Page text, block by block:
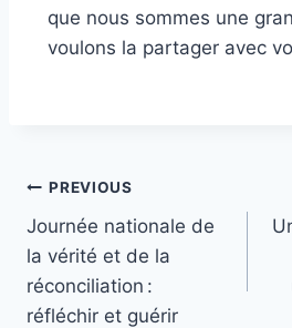
que nous sommes une
voulons la partager avec
Navigation
de
l'article
PREVIOUS
Journée nationale de
la vérité et de la
réconciliation :
réfléchir et guérir